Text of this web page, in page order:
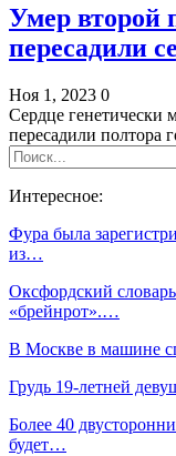
Умер второй
пересадили
Ноя 1, 2023 0
Сердце генетически
пересадили полтора
Интересное:
Фура была
из…
Оксфордский
«брейнрот».…
В Москве в машине
Грудь 19-летней
Более 40
будет…